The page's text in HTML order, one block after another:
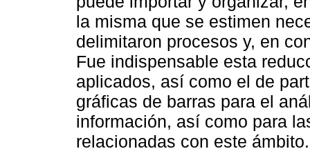
la misma que se estimen
delimitaron procesos y, en
Fue indispensable esta
aplicados, así como el de
gráficas de barras para el
información, así como para
relacionadas con este ámbito.